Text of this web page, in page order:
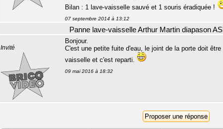
Bilan : 1 lave-vaisselle sauvé et 1 souris éradiquée !
07 septembre 2014 à 13:12
Panne lave-vaisselle Arthur Martin diapason
Invité
Bonjour.
C'est une petite fuite d'eau, le joint de la porte doit
vaisselle et c'est reparti.
09 mai 2016 à 18:32